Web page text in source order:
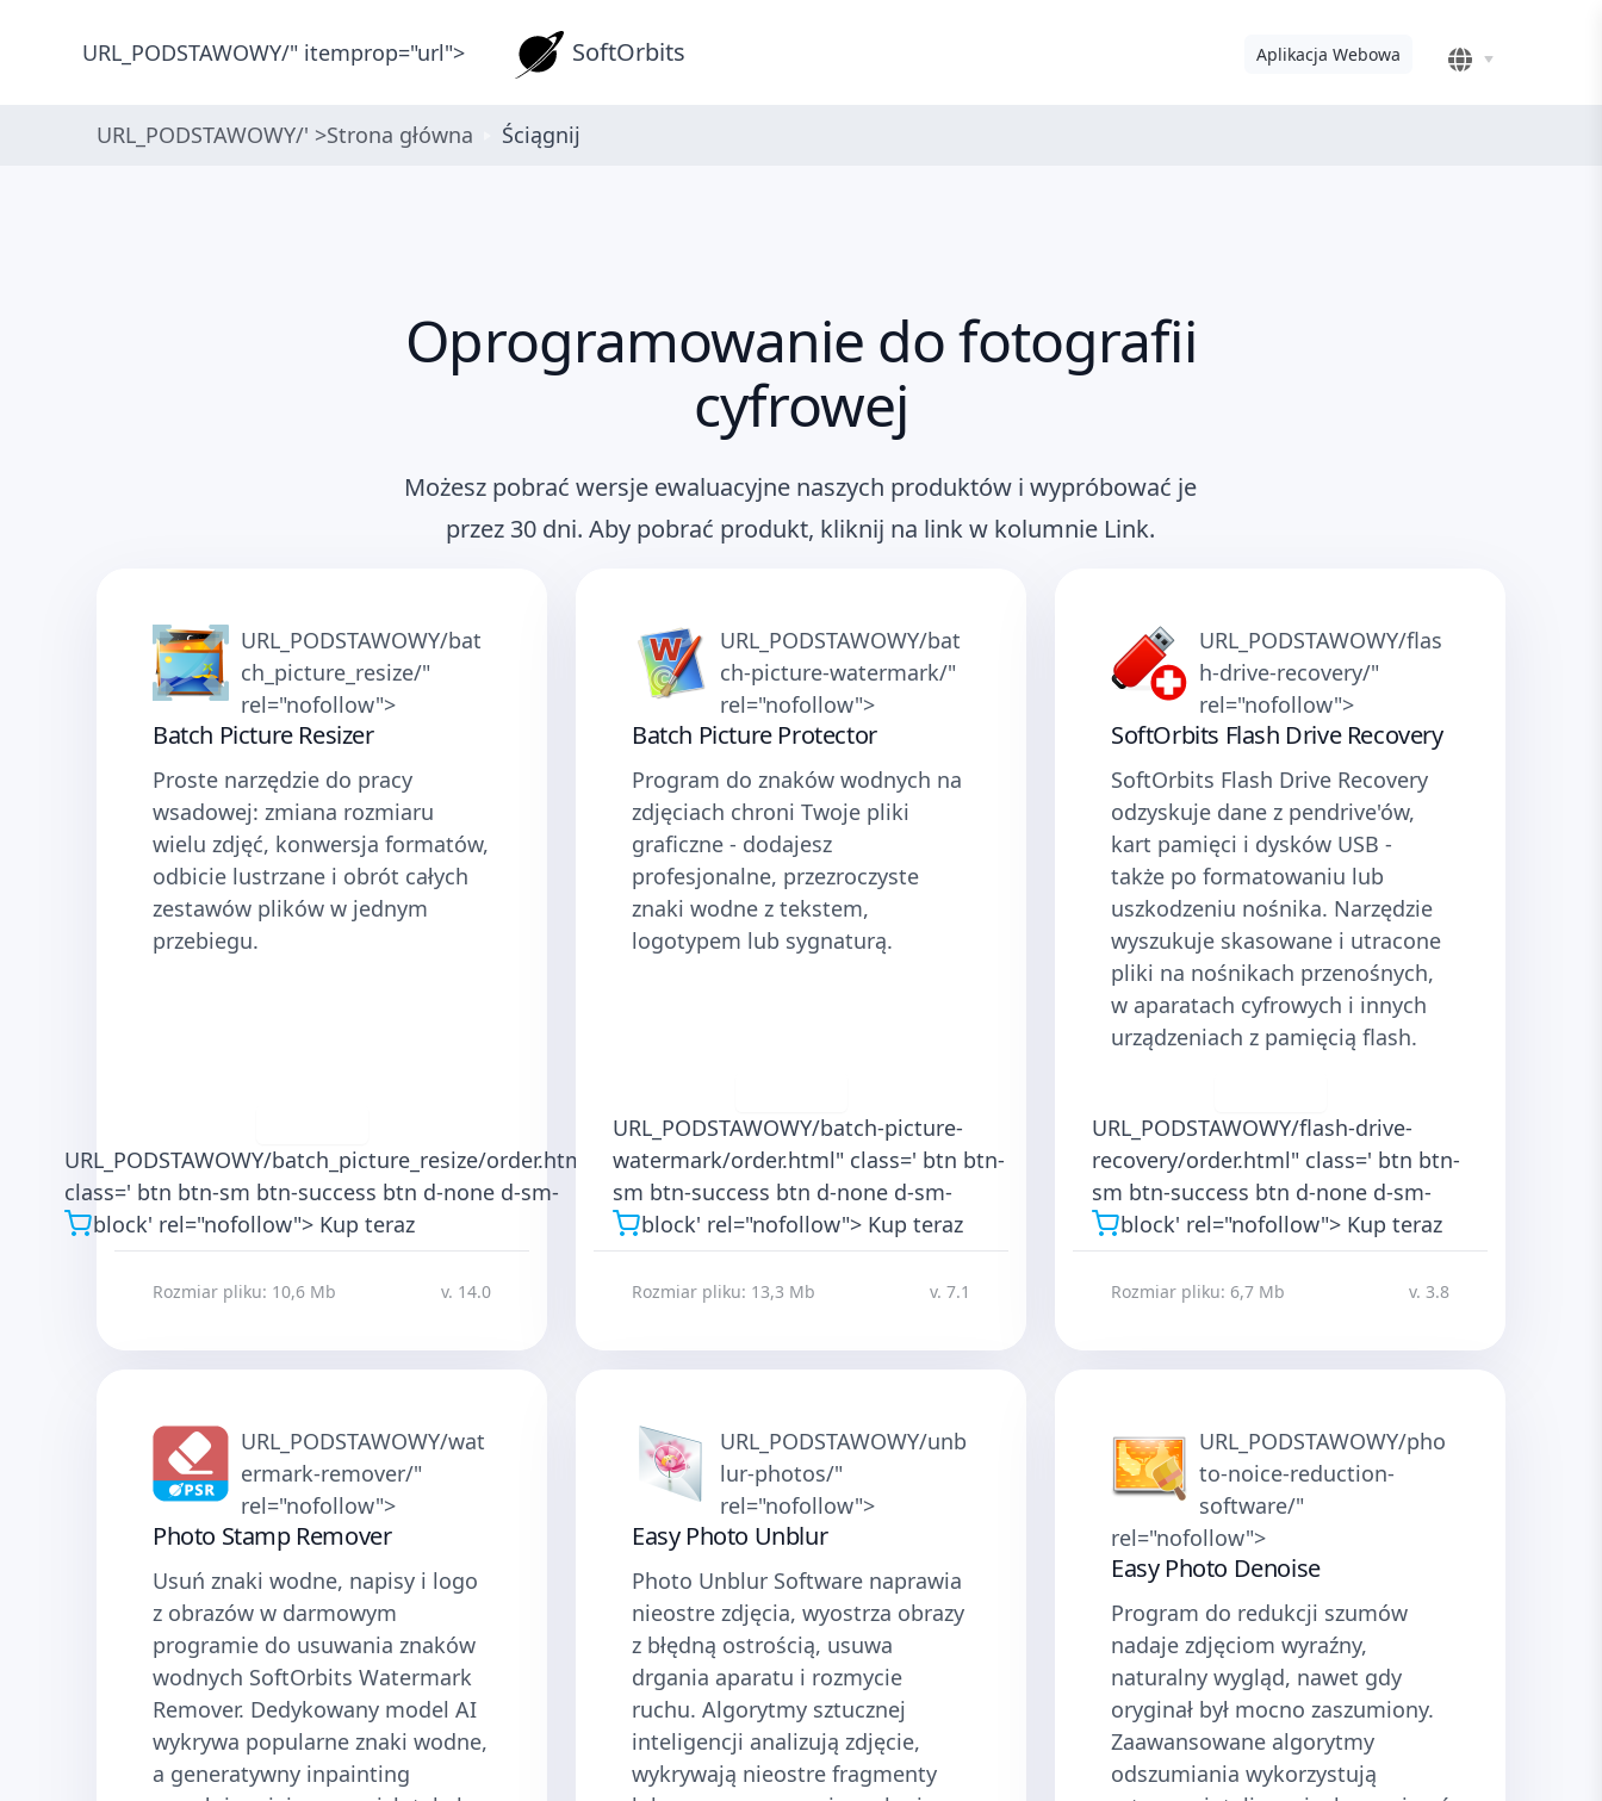
URL_PODSTAWOWY/" itemprop="url"> SoftOrbits Aplikacja Webowa
URL_PODSTAWOWY/' >Strona główna Ściągnij
Oprogramowanie do fotografii
cyfrowej
Możesz pobrać wersje ewaluacyjne naszych produktów i wypróbować je
przez 30 dni. Aby pobrać produkt, kliknij na link w kolumnie Link.
URL_PODSTAWOWY/bat
ch_picture_resize/"
rel="nofollow">
Batch Picture Resizer
Proste narzędzie do pracy
wsadowej: zmiana rozmiaru
wielu zdjęć, konwersja formatów,
odbicie lustrzane i obrót całych
zestawów plików w jednym
przebiegu.
URL_PODSTAWOWY/batch_picture_resize/order.html"
class=' btn btn-sm btn-success btn d-none d-sm-
block' rel="nofollow">Kup teraz
Rozmiar pliku: 10,6 Mb v. 14.0
URL_PODSTAWOWY/bat
ch-picture-watermark/"
rel="nofollow">
Batch Picture Protector
Program do znaków wodnych na
zdjęciach chroni Twoje pliki
graficzne - dodajesz
profesjonalne, przezroczyste
znaki wodne z tekstem,
logotypem lub sygnaturą.
URL_PODSTAWOWY/batch-picture-
watermark/order.html" class=' btn btn-
sm btn-success btn d-none d-sm-
block' rel="nofollow">Kup teraz
Rozmiar pliku: 13,3 Mb v. 7.1
URL_PODSTAWOWY/flas
h-drive-recovery/"
rel="nofollow">
SoftOrbits Flash Drive Recovery
SoftOrbits Flash Drive Recovery
odzyskuje dane z pendrive'ów,
kart pamięci i dysków USB -
także po formatowaniu lub
uszkodzeniu nośnika. Narzędzie
wyszukuje skasowane i utracone
pliki na nośnikach przenośnych,
w aparatach cyfrowych i innych
urządzeniach z pamięcią flash.
URL_PODSTAWOWY/flash-drive-
recovery/order.html" class=' btn btn-
sm btn-success btn d-none d-sm-
block' rel="nofollow">Kup teraz
Rozmiar pliku: 6,7 Mb v. 3.8
URL_PODSTAWOWY/wat
ermark-remover/"
rel="nofollow">
Photo Stamp Remover
Usuń znaki wodne, napisy i logo
z obrazów w darmowym
programie do usuwania znaków
wodnych SoftOrbits Watermark
Remover. Dedykowany model AI
wykrywa popularne znaki wodne,
a generatywny inpainting
URL_PODSTAWOWY/unb
lur-photos/"
rel="nofollow">
Easy Photo Unblur
Photo Unblur Software naprawia
nieostre zdjęcia, wyostrza obrazy
z błędną ostrością, usuwa
drgania aparatu i rozmycie
ruchu. Algorytmy sztucznej
inteligencji analizują zdjęcie,
wykrywają nieostre fragmenty
URL_PODSTAWOWY/pho
to-noice-reduction-
software/"
rel="nofollow">
Easy Photo Denoise
Program do redukcji szumów
nadaje zdjęciom wyraźny,
naturalny wygląd, nawet gdy
oryginał był mocno zaszumiony.
Zaawansowane algorytmy
odszumiania wykorzystują